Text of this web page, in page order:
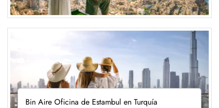
Bin Aire Oficina de Estambul en Turquía